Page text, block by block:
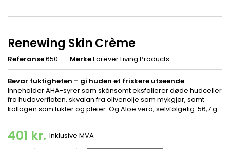
Renewing Skin Crème
Referanse650 MerkeForever Living Products
Bevar fuktigheten – gi huden et friskere utseende
Inneholder AHA-syrer som skånsomt eksfolierer døde hudceller
fra hudoverflaten, skvalan fra olivenolje som mykgjør, samt
kollagen som fukter og pleier. Og Aloe vera, selvfølgelig. 56,7 g.
401 kr. Inklusive MVA